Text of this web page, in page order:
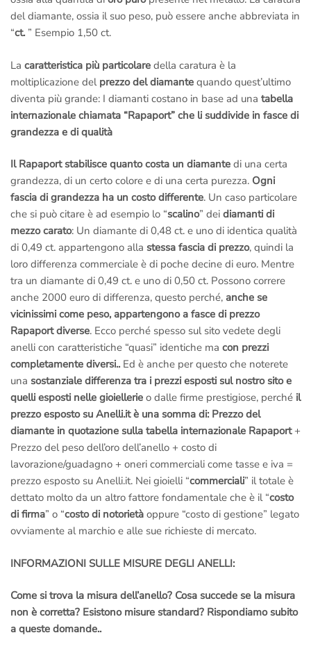
del diamante, ossia il suo peso, può essere anche abbreviata in
“ct. ” Esempio 1,50 ct.
La caratteristica più particolare della caratura è la
moltiplicazione del prezzo del diamante quando quest’ultimo
diventa più grande: I diamanti costano in base ad una tabella
internazionale chiamata “Rapaport” che li suddivide in fasce di
grandezza e di qualità
Il Rapaport stabilisce quanto costa un diamante di una certa
grandezza, di un certo colore e di una certa purezza. Ogni
fascia di grandezza ha un costo differente. Un caso particolare
che si può citare è ad esempio lo “scalino” dei diamanti di
mezzo carato: Un diamante di 0,48 ct. e uno di identica qualità
di 0,49 ct. appartengono alla stessa fascia di prezzo, quindi la
loro differenza commerciale è di poche decine di euro. Mentre
tra un diamante di 0,49 ct. e uno di 0,50 ct. Possono correre
anche 2000 euro di differenza, questo perché, anche se
vicinissimi come peso, appartengono a fasce di prezzo
Rapaport diverse. Ecco perché spesso sul sito vedete degli
anelli con caratteristiche “quasi” identiche ma con prezzi
completamente diversi.. Ed è anche per questo che noterete
una sostanziale differenza tra i prezzi esposti sul nostro sito e
quelli esposti nelle gioiellerie o dalle firme prestigiose, perché il
prezzo esposto su Anelli.it è una somma di: Prezzo del
diamante in quotazione sulla tabella internazionale Rapaport+
Prezzo del peso dell’oro dell’anello + costo di
lavorazione/guadagno + oneri commerciali come tasse e iva =
prezzo esposto su Anelli.it. Nei gioielli “commerciali” il totale è
dettato molto da un altro fattore fondamentale che è il “costo
di firma” o “costo di notorietà oppure “costo di gestione” legato
ovviamente al marchio e alle sue richieste di mercato.
INFORMAZIONI SULLE MISURE DEGLI ANELLI:
Come si trova la misura dell’anello? Cosa succede se la misura
non è corretta? Esistono misure standard? Rispondiamo subito
a queste domande..